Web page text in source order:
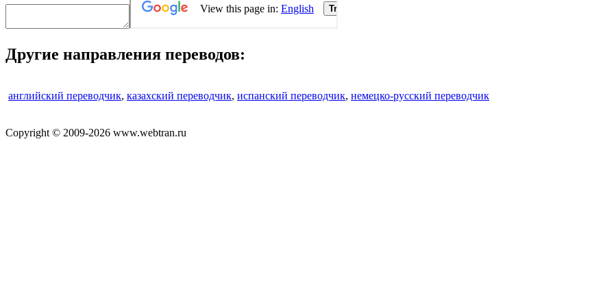
Другие направления переводов:
английский переводчик, казахский переводчик, испанский переводчик, немецко-русский переводчик
Copyright © 2009-2026 www.webtran.ru